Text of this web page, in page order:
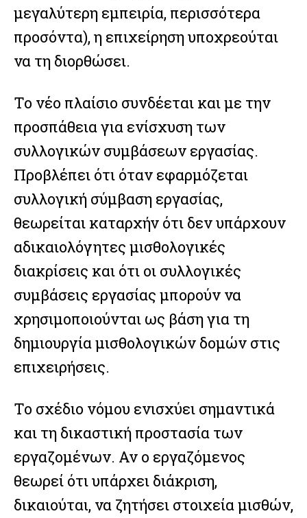
μεγαλύτερη εμπειρία, περισσότερα
προσόντα), η επιχείρηση υποχρεούται
να τη διορθώσει.
Το νέο πλαίσιο συνδέεται και με την
προσπάθεια για ενίσχυση των
συλλογικών συμβάσεων εργασίας.
Προβλέπει ότι όταν εφαρμόζεται
συλλογική σύμβαση εργασίας,
θεωρείται καταρχήν ότι δεν υπάρχουν
αδικαιολόγητες μισθολογικές
διακρίσεις και ότι οι συλλογικές
συμβάσεις εργασίας μπορούν να
χρησιμοποιούνται ως βάση για τη
δημιουργία μισθολογικών δομών στις
επιχειρήσεις.
Το σχέδιο νόμου ενισχύει σημαντικά
και τη δικαστική προστασία των
εργαζομένων. Αν ο εργαζόμενος
θεωρεί ότι υπάρχει διάκριση,
δικαιούται, να ζητήσει στοιχεία μισθών,